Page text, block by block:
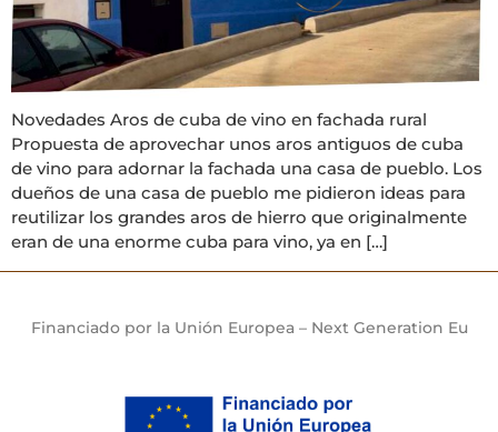
Novedades Aros de cuba de vino en fachada rural
Propuesta de aprovechar unos aros antiguos de cuba
de vino para adornar la fachada una casa de pueblo. Los
dueños de una casa de pueblo me pidieron ideas para
reutilizar los grandes aros de hierro que originalmente
eran de una enorme cuba para vino, ya en […]
Financiado por la Unión Europea – Next Generation Eu